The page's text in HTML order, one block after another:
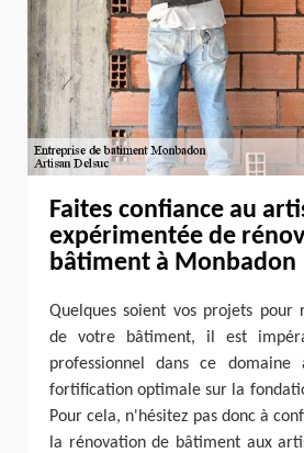
Faites confiance au
expérimentée de
bâtiment à Monbadon
Quelques soient vos projets pour
de votre bâtiment, il est
professionnel dans ce domaine
fortification optimale sur la
Pour cela, n'hésitez pas donc à
la rénovation de bâtiment aux